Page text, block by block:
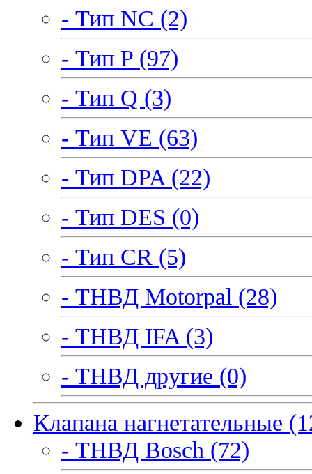
- Тип NC (2)
- Тип P (97)
- Тип Q (3)
- Тип VE (63)
- Тип DPA (22)
- Тип DES (0)
- Тип CR (5)
- ТНВД Motorpal (28)
- ТНВД IFA (3)
- ТНВД другие (0)
Клапана нагнетательные
- ТНВД Bosch (72)